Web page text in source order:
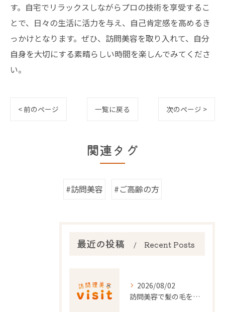
す。自宅でリラックスしながらプロの技術を享受するこ
とで、日々の生活に活力を与え、自己肯定感を高めるき
っかけとなります。ぜひ、訪問美容を取り入れて、自分
自身を大切にする素晴らしい時間を楽しんでみてくださ
い。
< 前のページ 一覧に戻る 次のページ >
関連タグ
#訪問美容 #ご高齢の方
最近の投稿 Recent Posts
2026/08/02
訪問美容で髪の毛を整える事前準備と安心料金ポイントを徹底解説